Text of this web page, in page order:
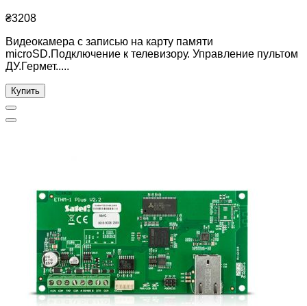
₴3208
Видеокамера с записью на карту памяти
microSD.Подключение к телевизору. Управление пультом
ДУ.Гермет.....
Купить